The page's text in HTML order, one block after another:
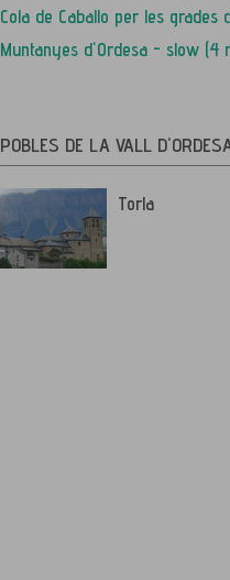
Cola de Caballo per les grades
Muntanyes d'Ordesa - slow (4
POBLES DE LA VALL
Torla